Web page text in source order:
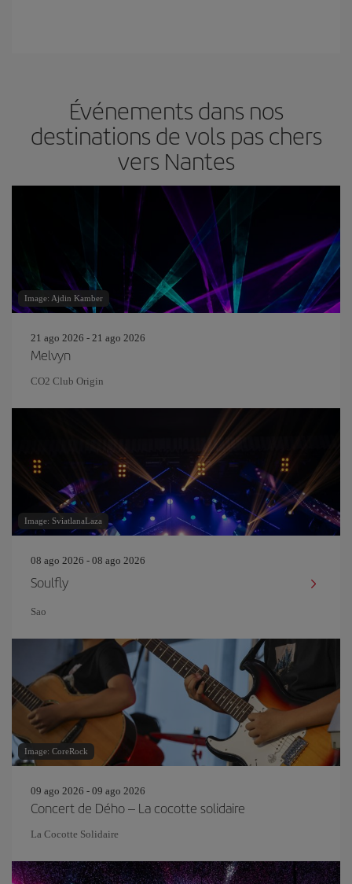
Événements dans nos
destinations de vols pas chers
vers Nantes
Image: Ajdin Kamber
21 ago 2026 - 21 ago 2026
Melvyn
CO2 Club Origin
Image: SviatlanaLaza
08 ago 2026 - 08 ago 2026
Soulfly
Sao
Image: CoreRock
09 ago 2026 - 09 ago 2026
Concert de Dého – La cocotte solidaire
La Cocotte Solidaire